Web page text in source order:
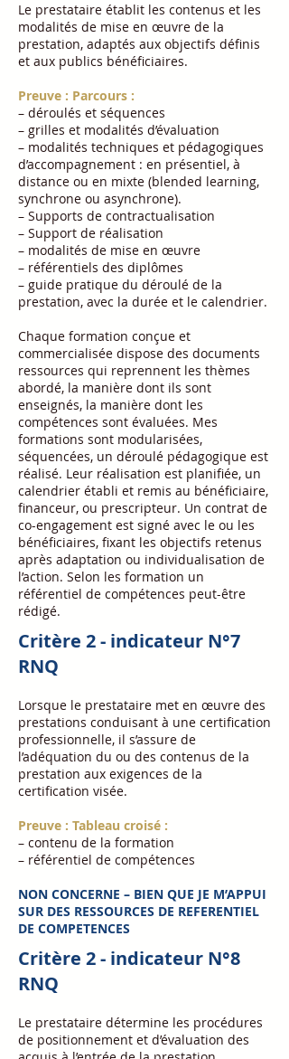
Le prestataire établit les contenus et les
modalités de mise en œuvre de la
prestation, adaptés aux objectifs définis
et aux publics bénéficiaires.
Preuve : Parcours :
– déroulés et séquences
– grilles et modalités d’évaluation
– modalités techniques et pédagogiques
d’accompagnement : en présentiel, à
distance ou en mixte (blended learning,
synchrone ou asynchrone).
– Supports de contractualisation
– Support de réalisation
– modalités de mise en œuvre
– référentiels des diplômes
– guide pratique du déroulé de la
prestation, avec la durée et le calendrier.
Chaque formation conçue et
commercialisée dispose des documents
ressources qui reprennent les thèmes
abordé, la manière dont ils sont
enseignés, la manière dont les
compétences sont évaluées. Mes
formations sont modularisées,
séquencées, un déroulé pédagogique est
réalisé. Leur réalisation est planifiée, un
calendrier établi et remis au bénéficiaire,
financeur, ou prescripteur. Un contrat de
co-engagement est signé avec le ou les
bénéficiaires, fixant les objectifs retenus
après adaptation ou individualisation de
l’action. Selon les formation un
référentiel de compétences peut-être
rédigé.
Critère 2 - indicateur N°7
RNQ
Lorsque le prestataire met en œuvre des
prestations conduisant à une certification
professionnelle, il s’assure de
l’adéquation du ou des contenus de la
prestation aux exigences de la
certification visée.
Preuve : Tableau croisé :
– contenu de la formation
– référentiel de compétences
NON CONCERNE – BIEN QUE JE M’APPUI
SUR DES RESSOURCES DE REFERENTIEL
DE COMPETENCES
Critère 2 - indicateur N°8
RNQ
Le prestataire détermine les procédures
de positionnement et d’évaluation des